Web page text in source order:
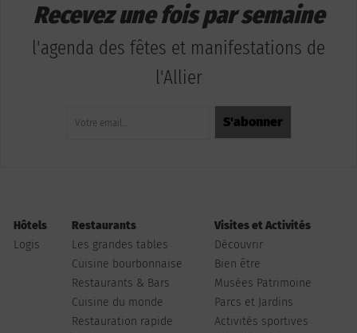
Recevez une fois par semaine
l'agenda des fêtes et manifestations de
l'Allier
Hôtels
Logis
Restaurants
Les grandes tables
Cuisine bourbonnaise
Restaurants & Bars
Cuisine du monde
Restauration rapide
Visites et Activités
Découvrir
Bien être
Musées Patrimoine
Parcs et Jardins
Activités sportives